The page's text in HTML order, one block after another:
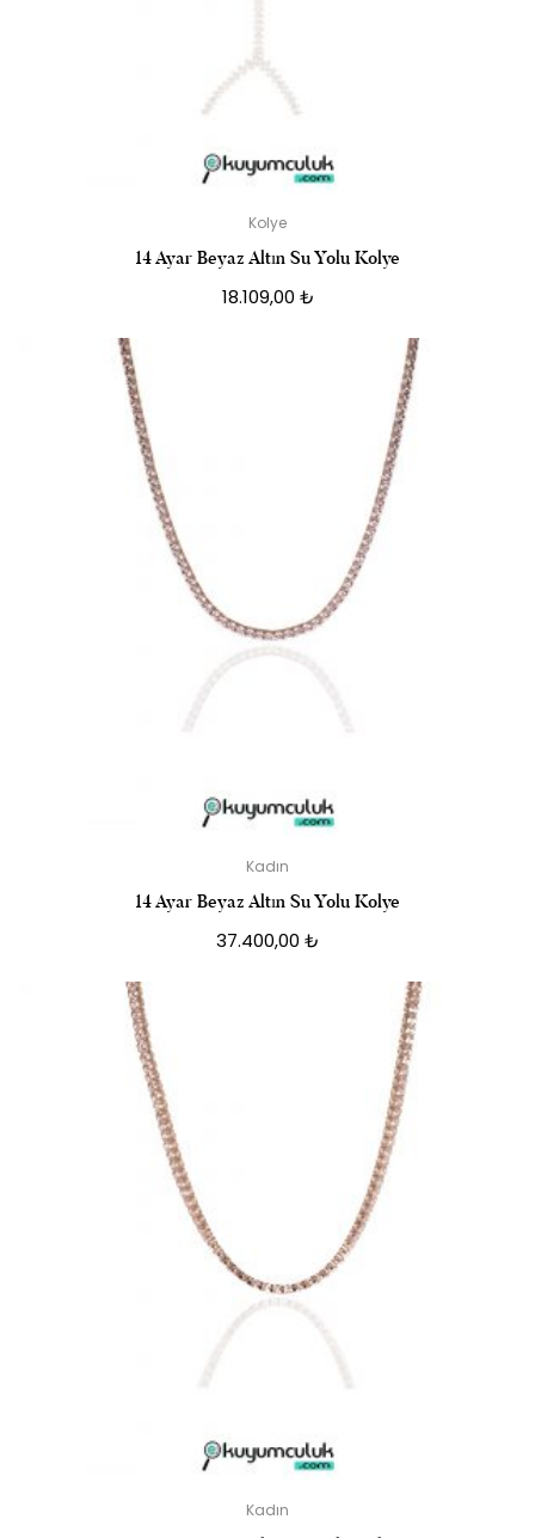
Kolye
14 Ayar Beyaz Altın Su Yolu Kolye
18.109,00 ₺
Kadın
14 Ayar Beyaz Altın Su Yolu Kolye
37.400,00 ₺
Kadın